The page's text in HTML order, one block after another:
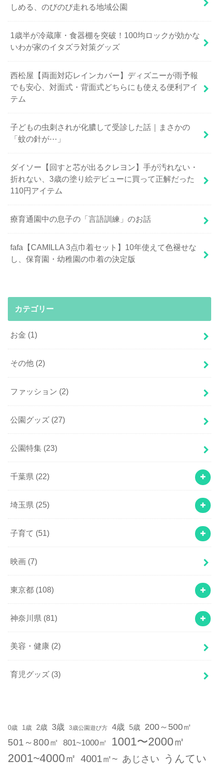
しめる、のびのび走れる地域公園
1歳半が冷蔵庫・食器棚を突破！100均ロックが効かな
いわが家のイタズラ対策グッズ
西松屋【両面対応レインカバー】ディズニーが雨予報
でも安心、対面式・背面式どちらにも使える便利アイ
テム
子どもの虫刺されが化膿して受診した話｜まさかの
「蚊の針が⋯」
ダイソー【回すと芯が出るクレヨン】手が汚れない・
折れない、3歳の塗り絵デビューに買って正解だった
110円アイテム
療育通園中の息子の「言語訓練」のお話
fafa【CAMILLA 3点巾着セット】10年使えて色褪せな
し、保育園・幼稚園の巾着の決定版
カテゴリー
お金 (1)
その他 (2)
ファッション (2)
公園グッズ (27)
公園特集 (23)
千葉県 (22)
埼玉県 (25)
子育て (51)
映画 (7)
東京都 (108)
神奈川県 (81)
美容・健康 (2)
育児グッズ (3)
0歳 1歳 2歳 3歳 3歳公園遊び方 4歳 5歳 200～500㎡
501～800㎡ 801~1000㎡
1001〜2000㎡
2001~4000㎡ 4001㎡~ あじさい うんてい